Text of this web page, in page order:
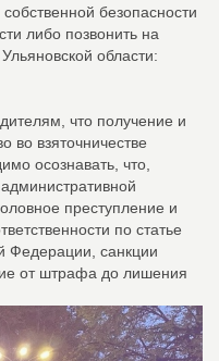
безопасности
либо позвонить на
области:
что получение и
во взяточничестве
осознавать, что,
преступление и
по статье
Федерации, санкции
от штрафа до лишения